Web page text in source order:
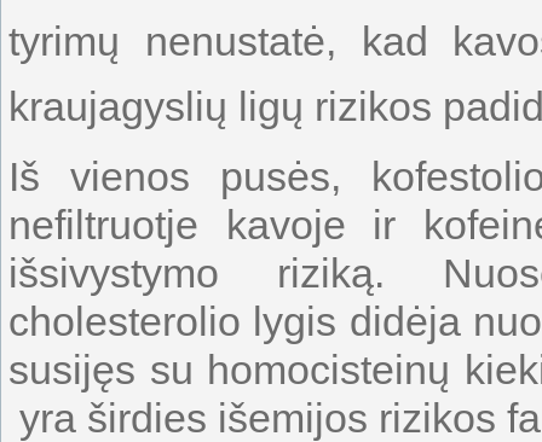
tyrimų nenustatė, kad
kraujagyslių ligų rizikos
Iš vienos pusės,
nefiltruotje kavoje ir
išsivystymo riziką.
cholesterolio lygis didėja
susijęs su homocisteinų
yra širdies išemijos rizikos